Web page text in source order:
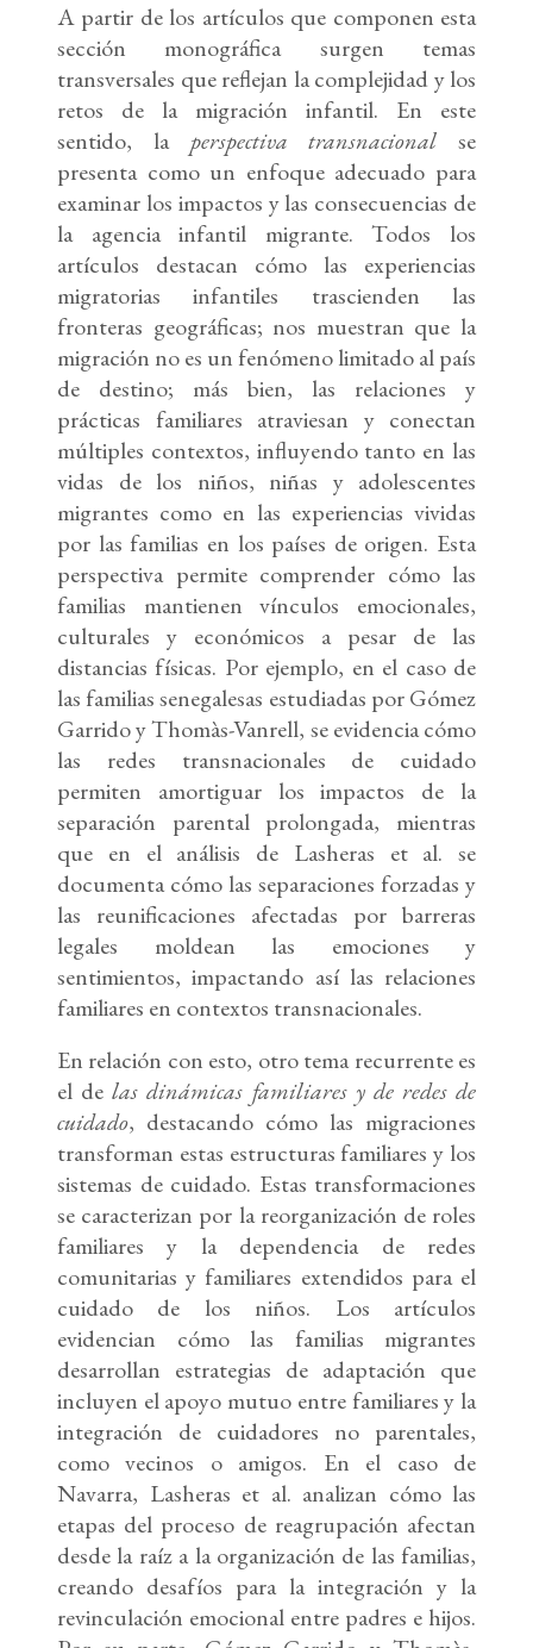
A partir de los artículos que componen esta
sección monográfica surgen temas
transversales que reflejan la complejidad y los
retos de la migración infantil. En este
sentido, la perspectiva transnacional se
presenta como un enfoque adecuado para
examinar los impactos y las consecuencias de
la agencia infantil migrante. Todos los
artículos destacan cómo las experiencias
migratorias infantiles trascienden las
fronteras geográficas; nos muestran que la
migración no es un fenómeno limitado al país
de destino; más bien, las relaciones y
prácticas familiares atraviesan y conectan
múltiples contextos, influyendo tanto en las
vidas de los niños, niñas y adolescentes
migrantes como en las experiencias vividas
por las familias en los países de origen. Esta
perspectiva permite comprender cómo las
familias mantienen vínculos emocionales,
culturales y económicos a pesar de las
distancias físicas. Por ejemplo, en el caso de
las familias senegalesas estudiadas por Gómez
Garrido y Thomàs-Vanrell, se evidencia cómo
las redes transnacionales de cuidado
permiten amortiguar los impactos de la
separación parental prolongada, mientras
que en el análisis de Lasheras et al. se
documenta cómo las separaciones forzadas y
las reunificaciones afectadas por barreras
legales moldean las emociones y
sentimientos, impactando así las relaciones
familiares en contextos transnacionales.
En relación con esto, otro tema recurrente es
el delas dinámicas familiares y de redes de
cuidado, destacando cómo las migraciones
transforman estas estructuras familiares y los
sistemas de cuidado. Estas transformaciones
se caracterizan por la reorganización de roles
familiares y la dependencia de redes
comunitarias y familiares extendidos para el
cuidado de los niños. Los artículos
evidencian cómo las familias migrantes
desarrollan estrategias de adaptación que
incluyen el apoyo mutuo entre familiares y la
integración de cuidadores no parentales,
como vecinos o amigos. En el caso de
Navarra, Lasheras et al. analizan cómo las
etapas del proceso de reagrupación afectan
desde la raíz a la organización de las familias,
creando desafíos para la integración y la
revinculación emocional entre padres e hijos.